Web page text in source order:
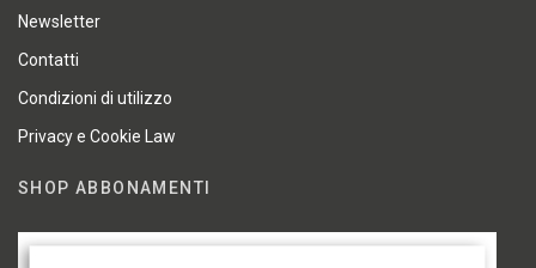
Newsletter
Contatti
Condizioni di utilizzo
Privacy e Cookie Law
SHOP ABBONAMENTI